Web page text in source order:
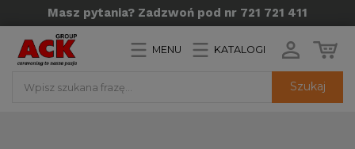
Masz pytania? Zadzwoń pod nr 721 721 411
Szukaj
MENU KATALOGI